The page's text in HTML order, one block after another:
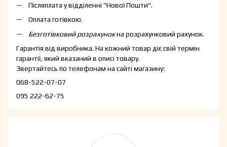
Післяплата у відділенні "Нової Пошти".
Оплата готівкою.
Безготівковий розрахунокна розрахунковий рахунок.
Гарантія від виробника. На кожний товар діє свій термін
гарантії, який вказаний в описі товару.
Звертайтесь по телефонам на сайті магазину:
068-522-07-07
095 222-62-75